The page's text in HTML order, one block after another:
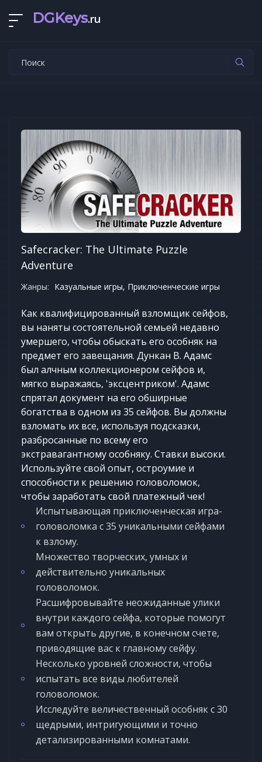
DGKeys.ru
Safecracker: The Ultimate Puzzle
Adventure
Жанры: Казуальные игры, Приключенческие игры
Как квалифицированный взломщик сейфов,
вы наняты состоятельной семьей недавно
умершего, чтобы обыскать его особняк на
предмет его завещания. Дункан В. Адамс
был алчным коллекционером сейфов и,
мягко выражаясь, 'эксцентриком'. Адамс
спрятал документ на его обширные
богатства в одном из 35 сейфов. Вы должны
взломать их все, используя подсказки,
разбросанные по всему его
экстравагантному особняку. Ставки высоки.
Используйте свой опыт, остроумие и
способности к решению головоломок,
чтобы заработать свой платежный чек!
Испытывающая приключенческая игра-
головоломка с 35 уникальными сейфами
к взлому.
Множество творческих, умных и
действительно уникальных
головоломок.
Расшифровывайте неожиданные улики
внутри каждого сейфа, которые помогут
вам открыть другие, в конечном счете,
приводящие вас к главному сейфу.
Несколько уровней сложности, чтобы
испытать все виды любителей
головоломок.
Исследуйте величественный особняк с 30
щедрыми, интригующими и точно
детализированными комнатами.